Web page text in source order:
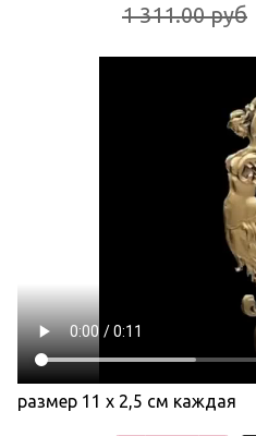
1 311.00 руб
размер 11 х 2,5 см каждая